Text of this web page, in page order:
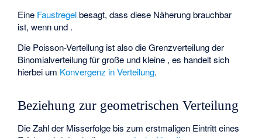
Eine Faustregelbesagt, dass diese Näherung brauchbar
ist, wenn und .
Die Poisson-Verteilung ist also die Grenzverteilung der
Binomialverteilung für große und kleine , es handelt sich
hierbei um Konvergenz in Verteilung.
Beziehung zur geometrischen Verteilung
Die Zahl der Misserfolge bis zum erstmaligen Eintritt eines